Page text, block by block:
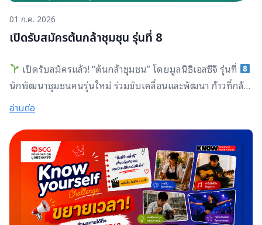
เส้นทางสู่การเป็นสถาปนิกไม่ได้เริ่มต้นจากความพร้อม แต่เริ่ม
ต้นจากความยากลำบาก นัทเติบโตมาในครอบครัวที่มีฐานะ
เพียงคนเดียวของครอบครัว ขณะที่สมาชิกในบ้านหลายคนต้อง
เผชิญปัญหาด้านสุขภาพ และความเป็นอยู่ที่ยากลำบาก จนมีช่วง
เวลาหนึ่งที่คุณยายไม่สามารถส่งเสียให้เรียนต่อได้ ความกลัวว่า
อยากปล่อยให้ความฝันของตัวเองจบลงเพียงแค่ชั้นมัธยมต้น
ก่อนที่โอกาสจากทุนการศึกษาของมูลนิธิเอสซีจีจะเข้ามาเปลี่ยน
ชีวิต และเป็นจุดเริ่มต้นของนัท ที่จะค้นหาว่า “ตัวเองอยากเป็น
ใคร” และ “อยากเดินไปทางไหน” จากความชอบ ความถนัดด้าน
ศิลปะ การออกแบบ
01 ก.ค. 2026
เปิดรับสมัครต้นกล้าชุมชุน รุ่นที่ 8
เปิดรับสมัครแล้ว! “ต้นกล้าชุมชน” โดยมูลนิธิเอสซีจี รุ่นที่
นักพัฒนาชุมชนคนรุ่นใหม่ ร่วมขับเคลื่อนและพัฒนา ก้าวที่กล้า
เพื่อชุมชน
และพร้อมที่จะกลับไปพัฒนาท้องถิ่นของตัวเองเพื่อสร้างการ
เปลี่ยนแปลงที่ยั่งยืน สมัครร่วมเป็นครอบครัวต้นกล้าชุมชน รุ่น
ที่ 8
คุณสมบัติผู้สมัคร: ต้นกล้าชุมชน #มูลนิธิเอสซีจี #เชื่อ
มั่นในคุณค่าของคน
อ่านต่อ